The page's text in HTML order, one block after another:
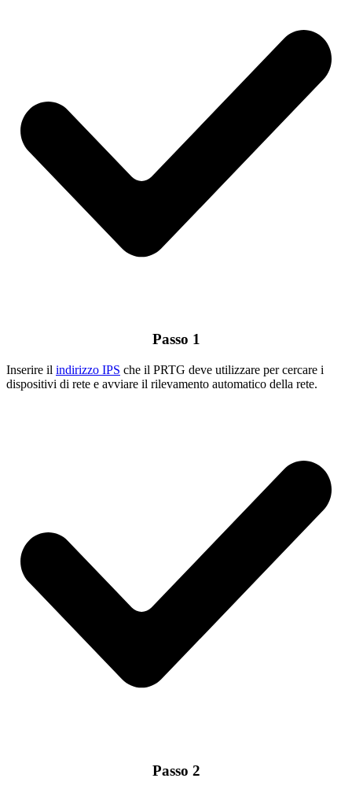
Passo 1
Inserire il indirizzo IPS che il PRTG deve utilizzare per cercare i
dispositivi di rete e avviare il rilevamento automatico della rete.
Passo 2